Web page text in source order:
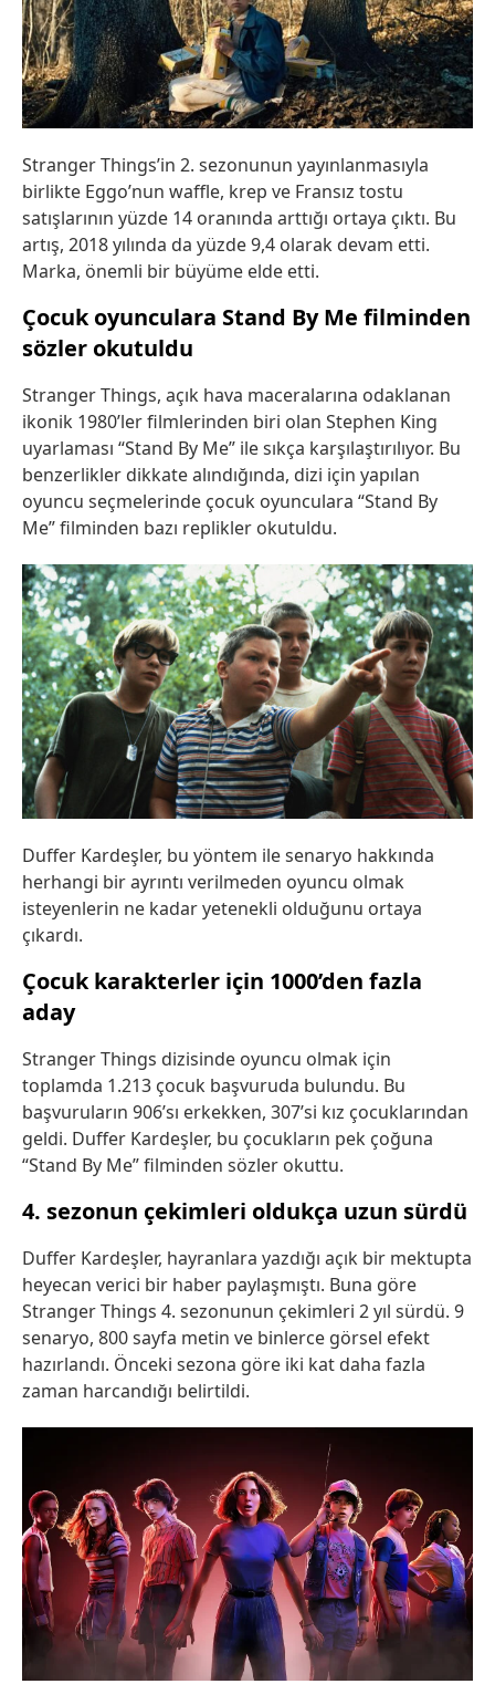
Stranger Things’in 2. sezonunun yayınlanmasıyla
birlikte Eggo’nun waffle, krep ve Fransız tostu
satışlarının yüzde 14 oranında arttığı ortaya çıktı. Bu
artış, 2018 yılında da yüzde 9,4 olarak devam etti.
Marka, önemli bir büyüme elde etti.
Çocuk oyunculara Stand By Me filminden
sözler okutuldu
Stranger Things, açık hava maceralarına odaklanan
ikonik 1980’ler filmlerinden biri olan Stephen King
uyarlaması “Stand By Me” ile sıkça karşılaştırılıyor. Bu
benzerlikler dikkate alındığında, dizi için yapılan
oyuncu seçmelerinde çocuk oyunculara “Stand By
Me” filminden bazı replikler okutuldu.
Duffer Kardeşler, bu yöntem ile senaryo hakkında
herhangi bir ayrıntı verilmeden oyuncu olmak
isteyenlerin ne kadar yetenekli olduğunu ortaya
çıkardı.
Çocuk karakterler için 1000’den fazla
aday
Stranger Things dizisinde oyuncu olmak için
toplamda 1.213 çocuk başvuruda bulundu. Bu
başvuruların 906’sı erkekken, 307’si kız çocuklarından
geldi. Duffer Kardeşler, bu çocukların pek çoğuna
“Stand By Me” filminden sözler okuttu.
4. sezonun çekimleri oldukça uzun sürdü
Duffer Kardeşler, hayranlara yazdığı açık bir mektupta
heyecan verici bir haber paylaşmıştı. Buna göre
Stranger Things 4. sezonunun çekimleri 2 yıl sürdü. 9
senaryo, 800 sayfa metin ve binlerce görsel efekt
hazırlandı. Önceki sezona göre iki kat daha fazla
zaman harcandığı belirtildi.